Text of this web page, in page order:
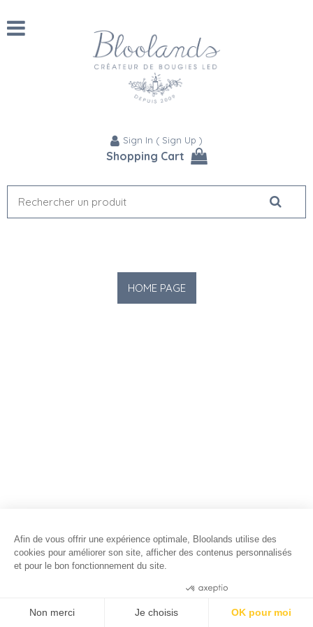
Sign In ( Sign Up )
Shopping Cart
Afin de vous offrir une expérience optimale, Bloolands utilise des
cookies pour améliorer son site, afficher des contenus personnalisés
et pour le bon fonctionnement du site.
Non merci Je choisis OK pour moi